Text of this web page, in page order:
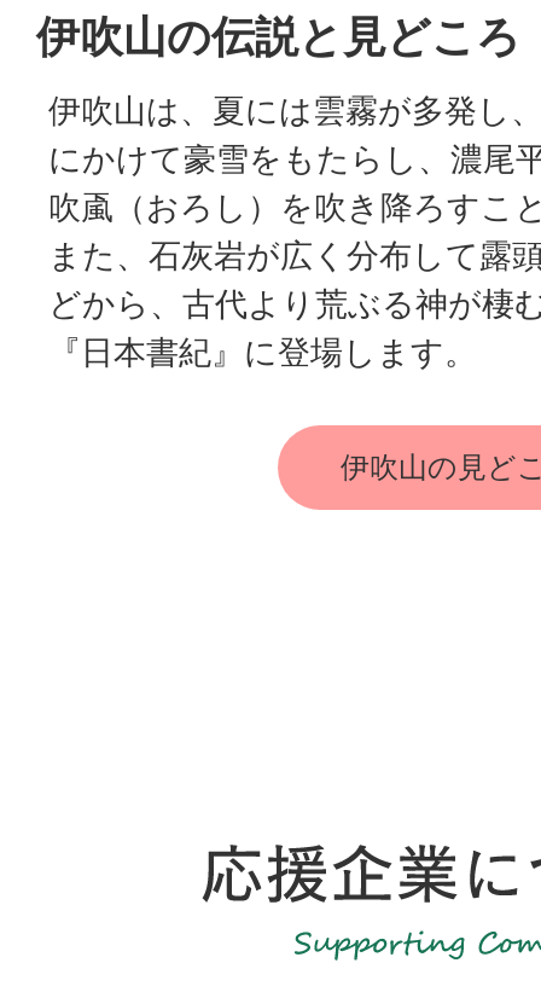
伊吹山の伝説と見どころ
伊吹山は、夏には雲霧が多発し
にかけて豪雪をもたらし、濃尾
吹颪（おろし）を吹き降ろすこ
また、石灰岩が広く分布して露
どから、古代より荒ぶる神が棲
『日本書紀』に登場します。
伊吹山の見ど